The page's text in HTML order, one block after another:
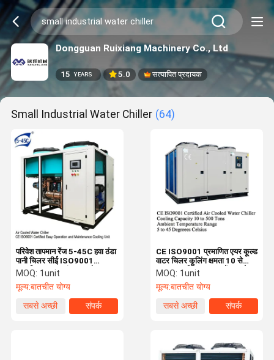
Dongguan Ruixiang Machinery Co., Ltd
15 YEARS 5.0 सत्यापित प्रदायक
Small Industrial Water Chiller (64)
परिवेश तापमान रेंज 5-45C हवा ठंडा
पानी चिलर सीई ISO9001
प्रमाणित आसान संचालन और
रखरखाव शीतलन इकाई
MOQ: 1unit
मूल्य:बातचीत योग्य
सबसे अच्छी
संपर्क
CE ISO9001 प्रमाणित एयर कूल्ड
वाटर चिलर कूलिंग क्षमता 10 से
500 टन परिवेश तापमान रेंज 5 से
45 डिग्री सेल्सियस
MOQ: 1unit
मूल्य:बातचीत योग्य
सबसे अच्छी
संपर्क